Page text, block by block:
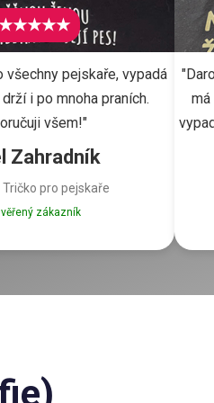
★★★★★
všechny pejskaře, vypadá
i po mnoha praních.
všem!"
Zahradník
Tričko pro pejskaře
zákazník
má